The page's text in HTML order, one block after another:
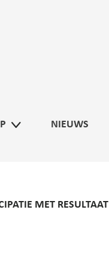
NIEUWS
MET RESULTAAT